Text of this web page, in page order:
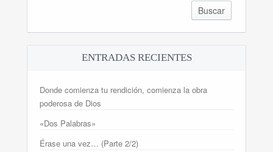
ENTRADAS RECIENTES
Donde comienza tu rendición, comienza la obra
poderosa de Dios
«Dos Palabras»
Érase una vez… (Parte 2/2)